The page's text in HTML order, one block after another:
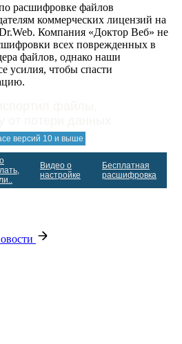
расшифровке файлов
коммерческих лицензий на
Компания «Доктор Веб» не
всех поврежденных в
файлов, однако наши
усилия, чтобы спасти
версий 10 и выше
Видео о
настройке
Бесплатная
расшифровка